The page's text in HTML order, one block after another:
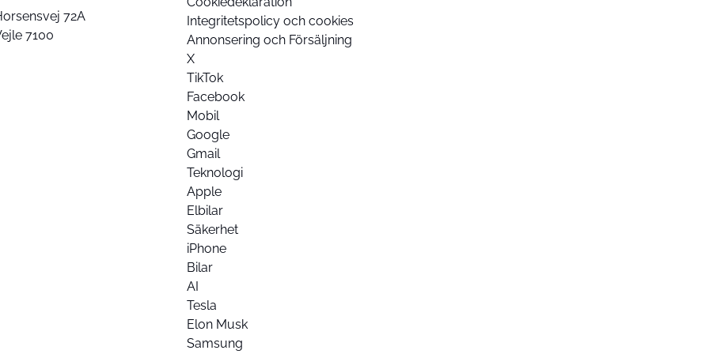
72A
7100
Integritetspolicy och cookies
Annonsering och Försäljning
X
TikTok
Facebook
Mobil
Google
Gmail
Teknologi
Apple
Elbilar
Säkerhet
iPhone
Bilar
AI
Tesla
Elon Musk
Samsung